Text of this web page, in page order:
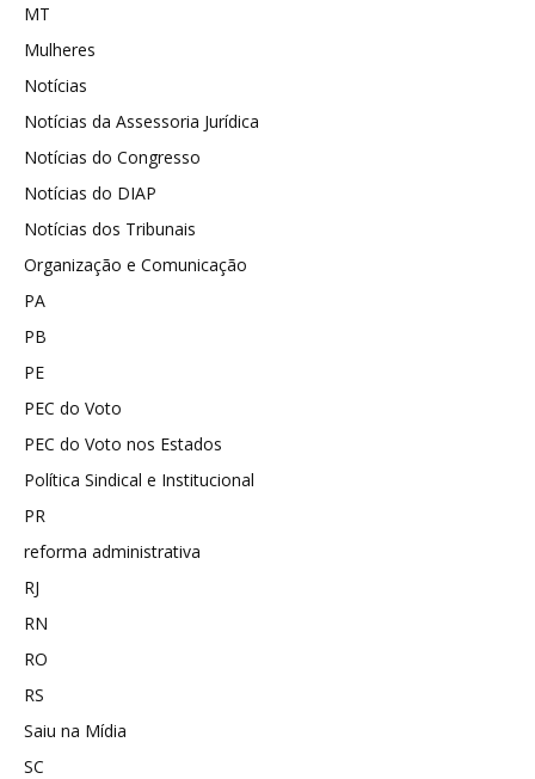
MT
Mulheres
Notícias
Notícias da Assessoria Jurídica
Notícias do Congresso
Notícias do DIAP
Notícias dos Tribunais
Organização e Comunicação
PA
PB
PE
PEC do Voto
PEC do Voto nos Estados
Política Sindical e Institucional
PR
reforma administrativa
RJ
RN
RO
RS
Saiu na Mídia
SC